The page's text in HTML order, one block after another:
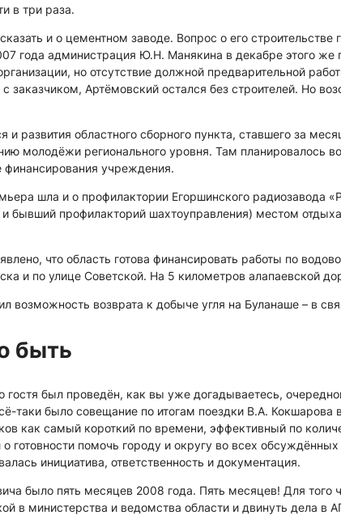
в три раза.
и о цементном заводе. Вопрос о его
года администрация Ю.Н. Манякина в декабре этого
но отсутствие должной предварительной
заказчиком, Артёмовский остался без строителей. Но
и развития областного сборного пункта, ставшего за
молодёжи регионального уровня. Там планировалось
финансирования учреждения.
шла и о профилактории Егоршинского радиозавода
и бывший профилакторий шахтоуправления) местом
что область готова финансировать работы по
и по улице Советской. На 5 километров алапаевской
возможность возврата к добыче угля на Буланаше – в
быть
гостя был проведён, как вы уже догадываетесь,
таки было совещание по итогам поездки В.А.
как самый короткий по времени, эффективный по
готовности помочь городу и округу во всех
инициатива, ответственность и документация.
было пять месяцев 2008 года. Пять месяцев! Для того
в министерства и ведомства области и двинуть дела